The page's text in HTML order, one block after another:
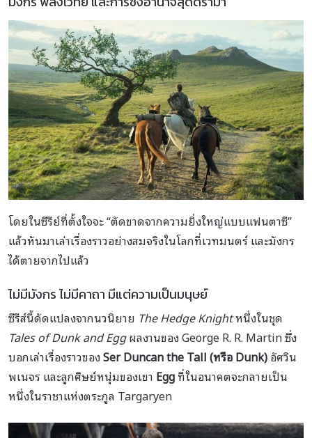
โดยในซีรีย์ที่ตั้งใจจะ “ตัดขาดจากความยิ่งใหญ่แบบแฟนตาซี”
แล้วหันมาเล่าเรื่องราวอย่างสมจริงในโลกที่เวทมนตร์ และมังกร
ได้ตายจากไปแล้ว
ไม่มีมังกร ไม่มีคาถา มีแต่ความเป็นมนุษย์
ซีรีส์นี้ดัดแปลงจากนวนิยาย The Hedge Knightหนึ่งในชุด
Tales of Dunk and Eggผลงานของ George R. R. Martin ซึ่ง
บอกเล่าเรื่องราวของSer Duncan the Tall (หรือ Dunk)อัศวิน
พเนจร และลูกศิษย์หนุ่มของเขา Eggที่ในอนาคตจะกลายเป็น
หนึ่งในราชาแห่งตระกูล Targaryen